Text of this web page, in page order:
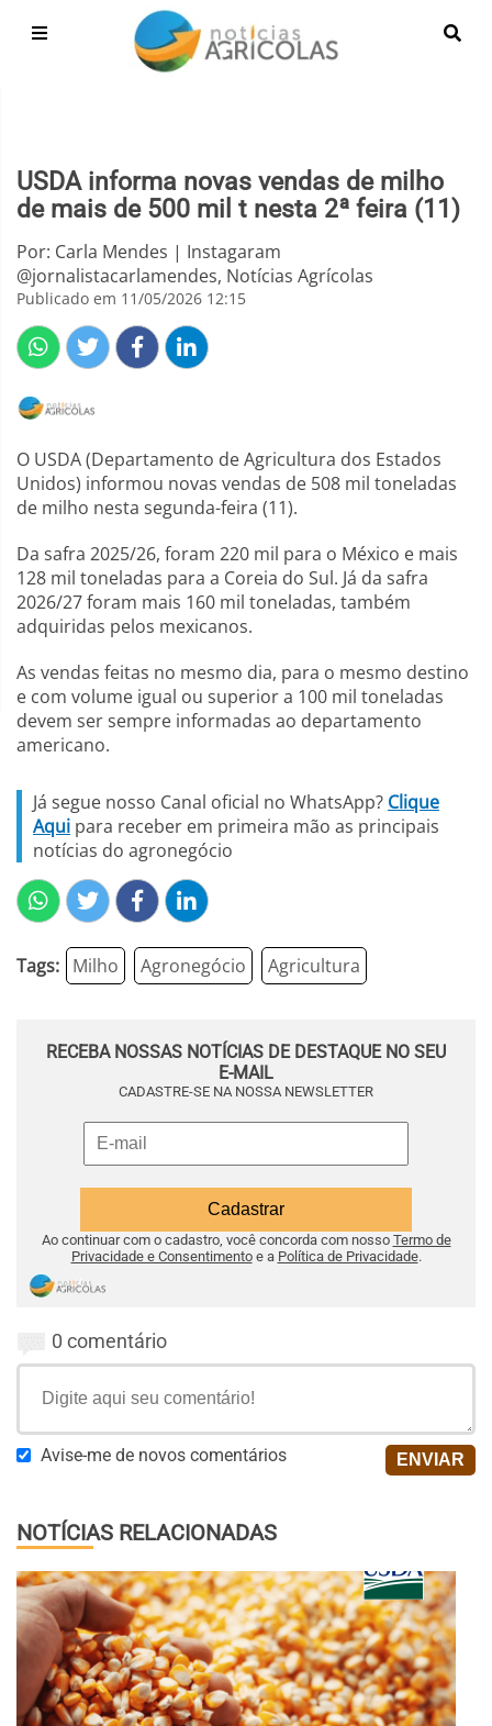
USDA informa novas vendas de milho
de mais de 500 mil t nesta 2ª feira (11)
Por: Carla Mendes | Instagaram
@jornalistacarlamendes, Notícias Agrícolas
Publicado em 11/05/2026 12:15
O USDA (Departamento de Agricultura dos Estados
Unidos) informou novas vendas de 508 mil toneladas
de milho nesta segunda-feira (11).
Da safra 2025/26, foram 220 mil para o México e mais
128 mil toneladas para a Coreia do Sul. Já da safra
2026/27 foram mais 160 mil toneladas, também
adquiridas pelos mexicanos.
As vendas feitas no mesmo dia, para o mesmo destino
e com volume igual ou superior a 100 mil toneladas
devem ser sempre informadas ao departamento
americano.
Já segue nosso Canal oficial no WhatsApp? Clique
Aqui para receber em primeira mão as principais
notícias do agronegócio
Tags: Milho Agronegócio Agricultura
RECEBA NOSSAS NOTÍCIAS DE DESTAQUE NO SEU
E-MAIL
CADASTRE-SE NA NOSSA NEWSLETTER
Ao continuar com o cadastro, você concorda com nosso Termo de
Privacidade e Consentimentoe a Política de Privacidade.
0 comentário
Avise-me de novos comentários
NOTÍCIAS RELACIONADAS